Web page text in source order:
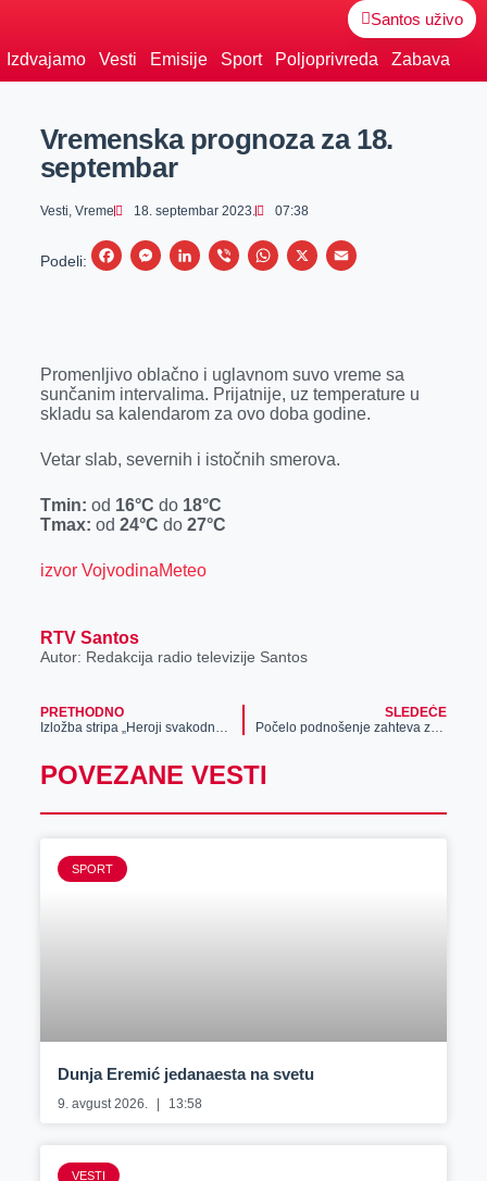
Santos uživo
Izdvajamo Vesti Emisije Sport Poljoprivreda Zabava
Vremenska prognoza za 18.
septembar
Vesti, Vreme 18. septembar 2023. 07:38
Podeli:
F
b
o
k
M
e
n
e
r
L
e
d
n
V
r
W
s
A
p
X
E
l
Promenljivo oblačno i uglavnom suvo vreme sa
sunčanim intervalima. Prijatnije, uz temperature u
skladu sa kalendarom za ovo doba godine.
Vetar slab, severnih i istočnih smerova.
Tmin: od 16°C do 18°C
Tmax: od 24°C do 27°C
izvor VojvodinaMeteo
RTV Santos
Autor: Redakcija radio televizije Santos
PRETHODNO
Izložba stripa „Heroji svakodnevnice“ na tapiseriji
SLEDEĆE
Počelo podnošenje zahteva za privremeno priključenje nelegalno izgrađenih objekata na komunalnu infrastrukturu – rok do 15. oktobra
POVEZANE VESTI
SPORT
Dunja Eremić jedanaesta na svetu
9. avgust 2026. 13:58
VESTI